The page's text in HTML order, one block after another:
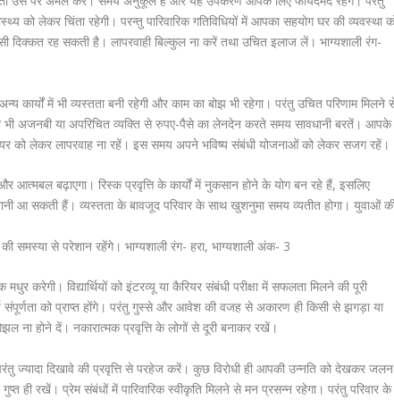
को लेकर चिंता रहेगी। परन्तु पारिवारिक गतिविधियों में आपका सहयोग घर की व्यवस्था
रह सकती है। लापरवाही बिल्कुल ना करें तथा उचित इलाज लें। भाग्यशाली रंग-
कार्यों में भी व्यस्तता बनी रहेगी और काम का बोझ भी रहेगा। परंतु उचित परिणाम मिलने
भी अजनबी या अपरिचित व्यक्ति से रुपए-पैसे का लेनदेन करते समय सावधानी बरतें। आपके
को लेकर लापरवाह ना रहें। इस समय अपने भविष्य संबंधी योजनाओं को लेकर सजग रहें।
और आत्मबल बढ़ाएगा। रिस्क प्रवृत्ति के कार्यों में नुकसान होने के योग बन रहे हैं, इसलिए
आ सकती हैं। व्यस्तता के बावजूद परिवार के साथ खुशनुमा समय व्यतीत होगा। युवाओं
समस्या से परेशान रहेंगे। भाग्यशाली रंग- हरा, भाग्यशाली अंक- 3
विद्यार्थियों को इंटरव्यू या कैरियर संबंधी परीक्षा में सफलता मिलने की पूरी
को प्राप्त होंगे। परंतु गुस्से और आवेश की वजह से अकारण ही किसी से झगड़ा या
ना होने दें। नकारात्मक प्रवृत्ति के लोगों से दूरी बनाकर रखें।
ज्यादा दिखावे की प्रवृत्ति से परहेज करें। कुछ विरोधी ही आपकी उन्नति को देखकर जलन
ही रखें। प्रेम संबंधों में पारिवारिक स्वीकृति मिलने से मन प्रसन्न रहेगा। परंतु परिवार के